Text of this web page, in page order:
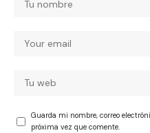
Guarda mi nombre, correo
próxima vez que comente.